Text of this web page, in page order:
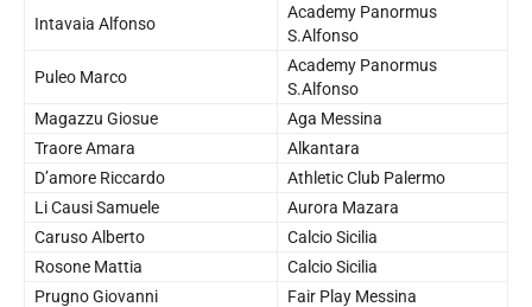
Intavaia Alfonso
Academy Panormus
S.Alfonso
Puleo Marco
Academy Panormus
S.Alfonso
Magazzu Giosue
Aga Messina
Traore Amara
Alkantara
D’amore Riccardo
Athletic Club Palermo
Li Causi Samuele
Aurora Mazara
Caruso Alberto
Calcio Sicilia
Rosone Mattia
Calcio Sicilia
Prugno Giovanni
Fair Play Messina